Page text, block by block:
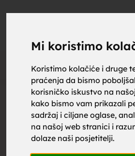
Mi koristimo
Koristimo kolačiće i druge
praćenja da bismo
korisničko iskustvo na
kako bismo vam prikazali
sadržaj i ciljane oglase,
na našoj web stranici i
dolaze naši posjetitelji.
Oglas
za